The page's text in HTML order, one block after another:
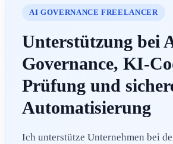
AI GOVERNANCE FREELANCER
Unterstützung bei
Governance, KI-
Prüfung und
Automatisierung
Ich unterstütze Unternehmen bei